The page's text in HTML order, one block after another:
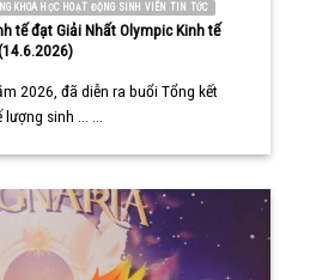
KHOA HỌC HOẠT ĐỘNG SINH VIÊN TIN TỨC
tế đạt Giải Nhất Olympic Kinh tế
2026, đã diễn ra buổi Tổng kết
sinh ... ...